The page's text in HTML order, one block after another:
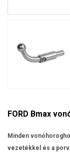
FORD Bmax
Minden
vezetékkel és a